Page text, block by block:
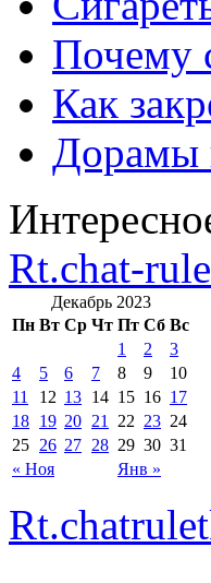
Почему
Как
Дорамы
Rt.chat-
Декабрь 2023
Пн Вт Ср Чт Пт Сб Вс
« Ноя Янв »
1 2
3
4
5 6 7 8 9
10
11
12 13 14 15 16 17
18 19 20 21 22 23 24
25 26 27 28 29 30 31